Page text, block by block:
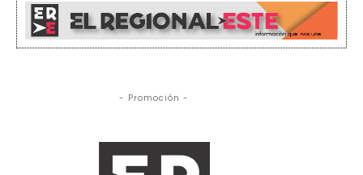
- Promoción -